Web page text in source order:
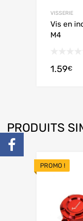
VISSERIE
Vis en
M4
1.59€
PRODUITS
PROMO !